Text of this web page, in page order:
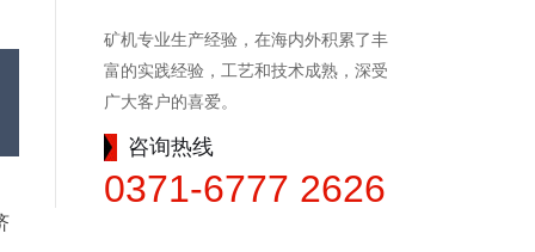
矿机专业生产经验，在海内外积累了丰
富的实践经验，工艺和技术成熟，深受
广大客户的喜爱。
咨询热线
0371-6777 2626